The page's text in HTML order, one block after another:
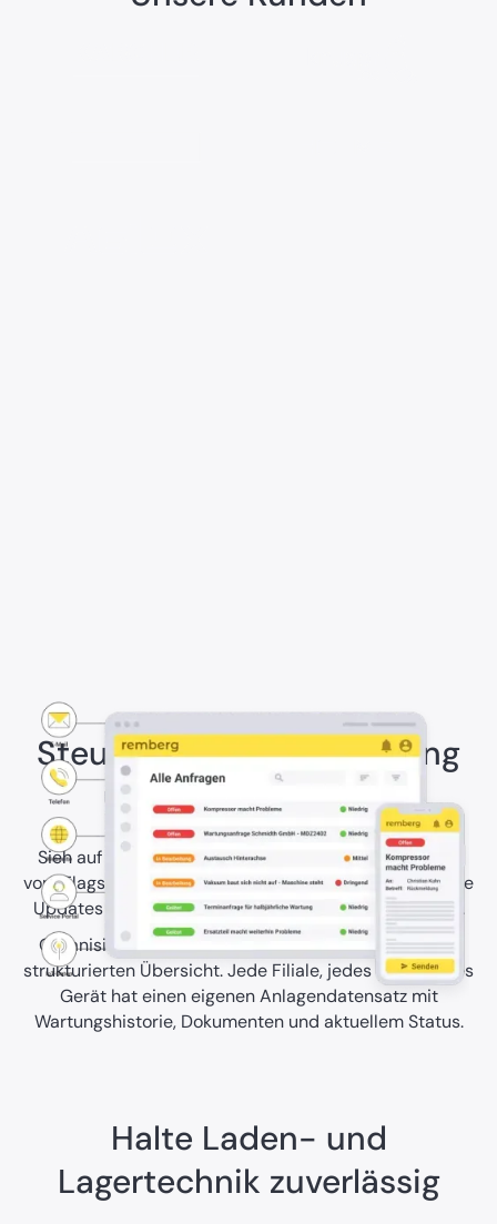
Steuere die Instandhaltung
über zig Standorte
Sieh auf einen Blick, was an jedem Standort ansteht,
vom Flagship-Store bis zum Distributionszentrum, ohne
Updates per Telefon oder E-Mail einholen zu müssen.
Organisiere alle Standorte und ihre Anlagen in einer
strukturierten Übersicht. Jede Filiale, jedes Lager, jedes
Gerät hat einen eigenen Anlagendatensatz mit
Wartungshistorie, Dokumenten und aktuellem Status.
Halte Laden- und
Lagertechnik zuverlässig